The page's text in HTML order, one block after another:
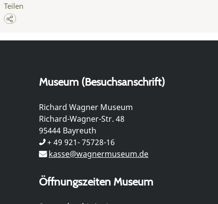
Teilen
Museum (Besuchsanschrift)
Richard Wagner Museum
Richard-Wagner-Str. 48
95444 Bayreuth
+ 49 921- 75728-16
kasse@wagnermuseum.de
Öffnungszeiten Museum